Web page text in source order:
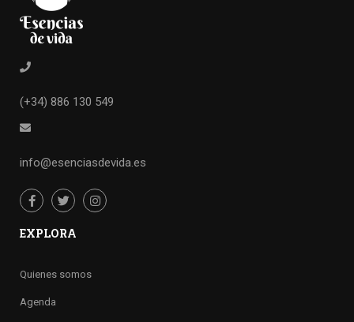
(+34) 886 130 549
info@esenciasdevida.es
EXPLORA
Quienes somos
Agenda